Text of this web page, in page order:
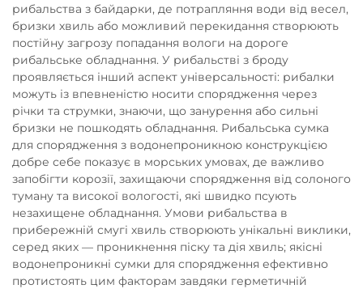
рибальства з байдарки, де потрапляння води від весел,
бризки хвиль або можливий перекидання створюють
постійну загрозу попадання вологи на дороге
рибальське обладнання. У рибальстві з броду
проявляється інший аспект універсальності: рибалки
можуть із впевненістю носити спорядження через
річки та струмки, знаючи, що занурення або сильні
бризки не пошкодять обладнання. Рибальська сумка
для спорядження з водонепроникною конструкцією
добре себе показує в морських умовах, де важливо
запобігти корозії, захищаючи спорядження від солоного
туману та високої вологості, які швидко псують
незахищене обладнання. Умови рибальства в
прибережній смугі хвиль створюють унікальні виклики,
серед яких — проникнення піску та дія хвиль; якісні
водонепроникні сумки для спорядження ефективно
протистоять цим факторам завдяки герметичній